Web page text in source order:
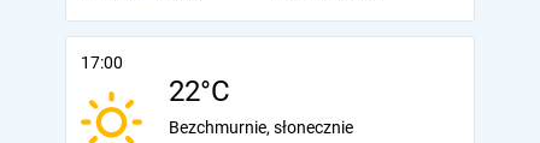
17:00
22°C
Bezchmurnie, słonecznie